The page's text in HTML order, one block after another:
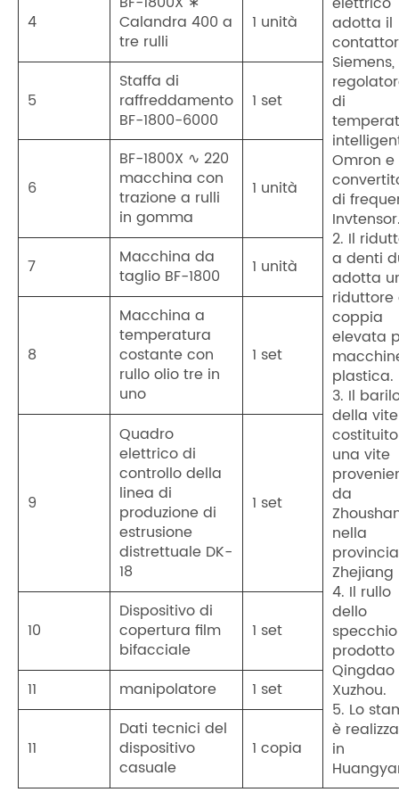
adotta il
di
Omron e
di
2. Il
a denti
adotta
riduttore
coppia
elevata
plastica.
3. Il
della
una vite
da
nella
Zhejiang
4. Il rullo
dello
prodotto
Qingdao
Xuzhou.
5. Lo
è
in
4
Calandra 400 a
tre rulli
1 unità
5
Staffa di
raffreddamento
BF-1800-6000
1 set
6
BF-1800X ∿ 220
macchina con
trazione a rulli
in gomma
1 unità
7
Macchina da
taglio BF-1800
1 unità
8
Macchina a
temperatura
costante con
rullo olio tre in
uno
1 set
9
Quadro
elettrico di
controllo della
linea di
produzione di
estrusione
distrettuale DK-
18
1 set
10
Dispositivo di
copertura film
bifacciale
1 set
11 manipolatore 1 set
11
Dati tecnici del
dispositivo
casuale
1 copia